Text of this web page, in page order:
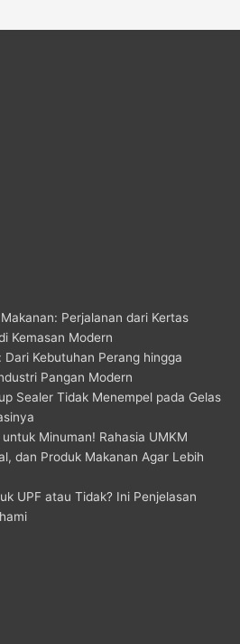
Perjalanan dari Kertas
Kemasan Modern
Kebutuhan Perang hingga
Pangan Modern
Sealer Tidak Menempel pada Gelas
Minuman! Rahasia UMKM
dan Produk Makanan Agar Lebih
UPF atau Tidak? Ini Penjelasan